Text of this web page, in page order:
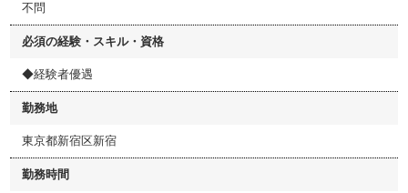
不問
必須の経験・スキル・資格
◆経験者優遇
勤務地
東京都新宿区新宿
勤務時間